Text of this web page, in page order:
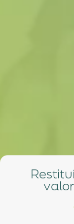
Restituídos 2º e 3º lotes de